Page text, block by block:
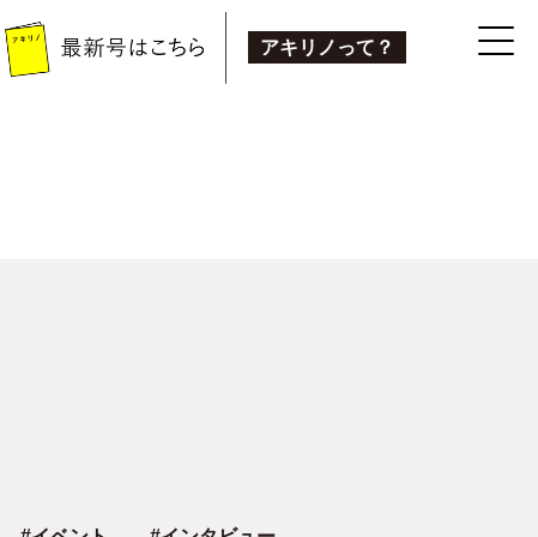
アキリノって？